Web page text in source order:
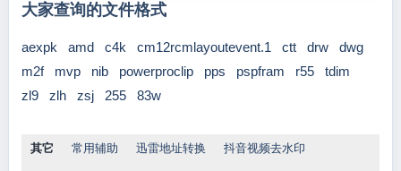
大家查询的文件格式
aexpk amd c4k cm12rcmlayoutevent.1 ctt drw
dwg
m2f
mvp nib powerproclip pps pspfram r55
tdim
zl9
zlh zsj 255 83w
其它 常用辅助 迅雷地址转换 抖音视频去水印